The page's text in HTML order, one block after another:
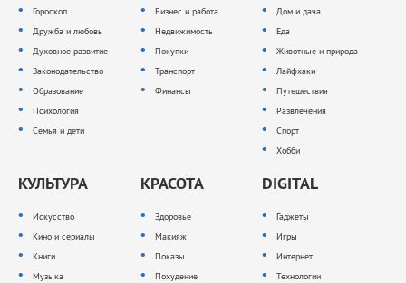
Гороскоп
Дружба и любовь
Духовное развитие
Законодательство
Образование
Психология
Семья и дети
Бизнес и работа
Недвижимость
Покупки
Транспорт
Финансы
Дом и дача
Еда
Животные и природа
Лайфхаки
Путешествия
Развлечения
Спорт
Хобби
КУЛЬТУРА
Искусство
Кино и сериалы
Книги
Музыка
КРАСОТА
Здоровье
Макияж
Показы
Похудение
DIGITAL
Гаджеты
Игры
Интернет
Технологии